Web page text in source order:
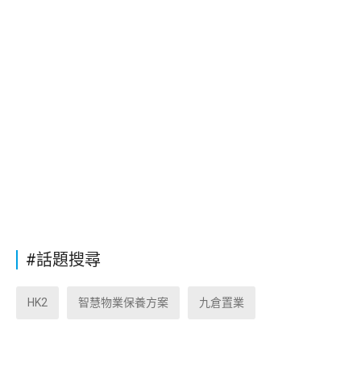
#話題搜尋
HK2 智慧物業保養方案 九倉置業